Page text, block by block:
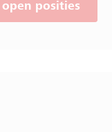
posities